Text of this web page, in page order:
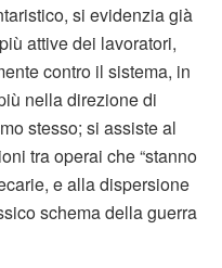
si evidenzia già
attive dei lavoratori,
contro il sistema, in
nella direzione di
stesso; si assiste al
tra operai che “stanno
e alla dispersione
schema della guerra